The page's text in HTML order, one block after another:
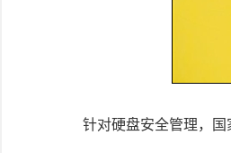
针对硬盘安全管理，国